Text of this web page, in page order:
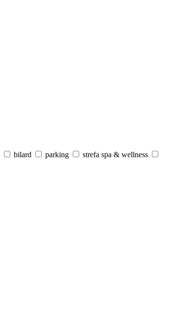
bilard parking
strefa spa & wellness